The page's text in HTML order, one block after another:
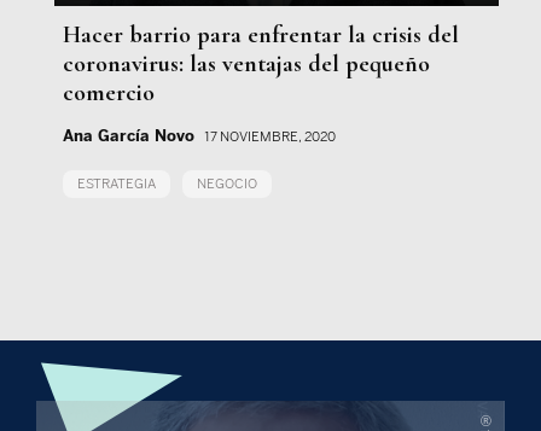
Hacer barrio para enfrentar la crisis del
coronavirus: las ventajas del pequeño
comercio
Ana García Novo 17 NOVIEMBRE, 2020
ESTRATEGIA NEGOCIO